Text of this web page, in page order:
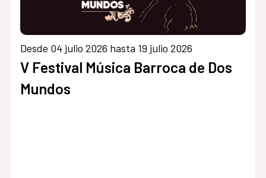
Desde 04 julio 2026 hasta 19 julio 2026
V Festival Música Barroca de Dos
Mundos